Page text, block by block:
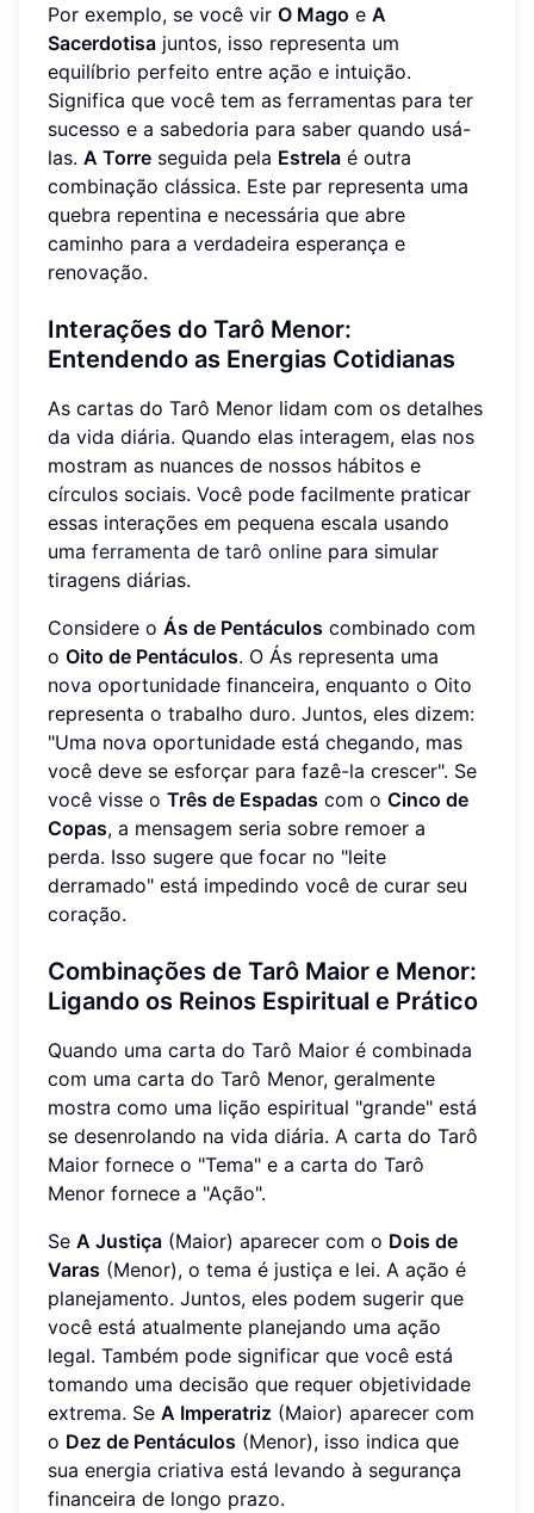
Por exemplo, se você vir O Mago e A
Sacerdotisa juntos, isso representa um
equilíbrio perfeito entre ação e intuição.
Significa que você tem as ferramentas para ter
sucesso e a sabedoria para saber quando usá-
las. A Torre seguida pela Estrela é outra
combinação clássica. Este par representa uma
quebra repentina e necessária que abre
caminho para a verdadeira esperança e
renovação.
Interações do Tarô Menor:
Entendendo as Energias Cotidianas
As cartas do Tarô Menor lidam com os detalhes
da vida diária. Quando elas interagem, elas nos
mostram as nuances de nossos hábitos e
círculos sociais. Você pode facilmente praticar
essas interações em pequena escala usando
uma ferramenta de tarô online para simular
tiragens diárias.
Considere o Ás de Pentáculos combinado com
o Oito de Pentáculos. O Ás representa uma
nova oportunidade financeira, enquanto o Oito
representa o trabalho duro. Juntos, eles dizem:
"Uma nova oportunidade está chegando, mas
você deve se esforçar para fazê-la crescer". Se
você visse o Três de Espadas com o Cinco de
Copas, a mensagem seria sobre remoer a
perda. Isso sugere que focar no "leite
derramado" está impedindo você de curar seu
coração.
Combinações de Tarô Maior e Menor:
Ligando os Reinos Espiritual e Prático
Quando uma carta do Tarô Maior é combinada
com uma carta do Tarô Menor, geralmente
mostra como uma lição espiritual "grande" está
se desenrolando na vida diária. A carta do Tarô
Maior fornece o "Tema" e a carta do Tarô
Menor fornece a "Ação".
Se A Justiça (Maior) aparecer com o Dois de
Varas (Menor), o tema é justiça e lei. A ação é
planejamento. Juntos, eles podem sugerir que
você está atualmente planejando uma ação
legal. Também pode significar que você está
tomando uma decisão que requer objetividade
extrema. Se A Imperatriz (Maior) aparecer com
o Dez de Pentáculos (Menor), isso indica que
sua energia criativa está levando à segurança
financeira de longo prazo.